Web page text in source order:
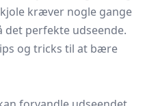
kræver nogle gange
perfekte udseende.
og tricks til at bære